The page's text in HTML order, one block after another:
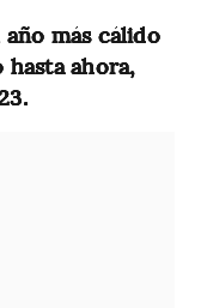
más cálido
hasta ahora,